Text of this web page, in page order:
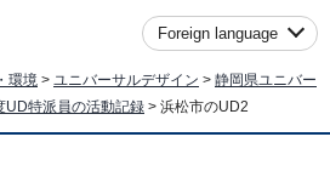
Foreign language
環境 > ユニバーサルデザイン > 静岡県ユニバー
UD特派員の活動記録 > 浜松市のUD2